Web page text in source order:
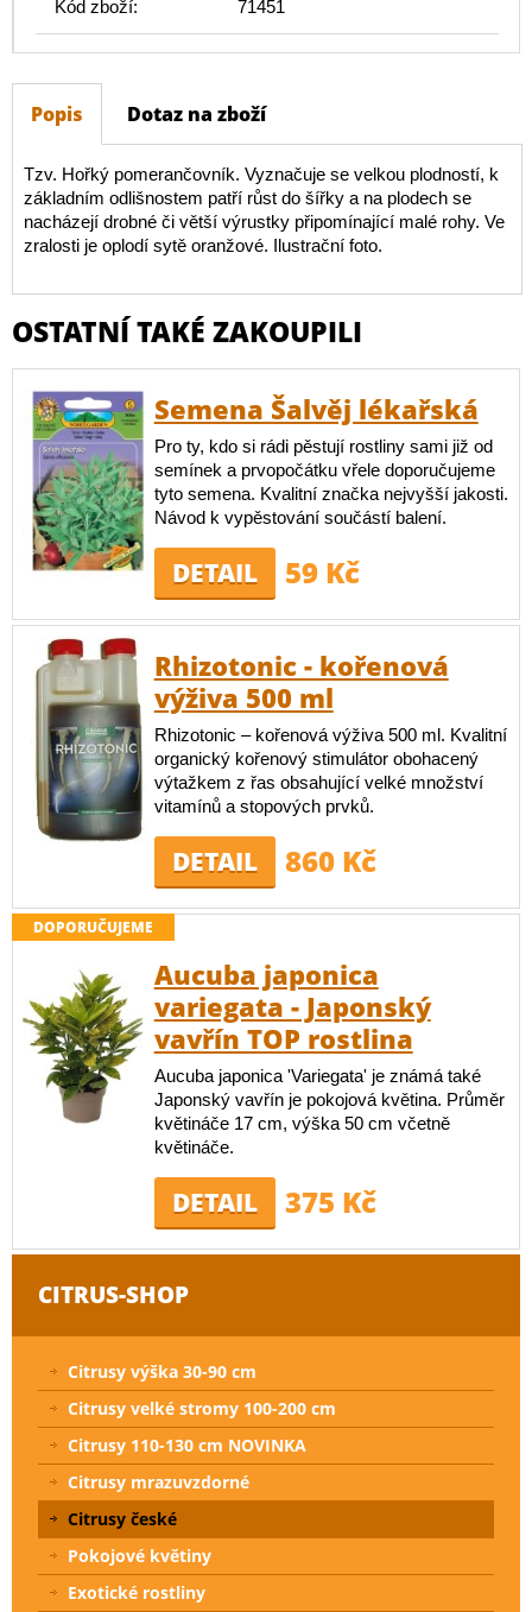
Kód zboží: 71451
Popis Dotaz na zboží
Tzv. Hořký pomerančovník. Vyznačuje se velkou plodností, k
základním odlišnostem patří růst do šířky a na plodech se
nacházejí drobné či větší výrustky připomínající malé rohy. Ve
zralosti je oplodí sytě oranžové. Ilustrační foto.
OSTATNÍ TAKÉ ZAKOUPILI
Semena Šalvěj lékařská
Pro ty, kdo si rádi pěstují rostliny sami již od
semínek a prvopočátku vřele doporučujeme
tyto semena. Kvalitní značka nejvyšší jakosti.
Návod k vypěstování součástí balení.
DETAIL 59 Kč
Rhizotonic - kořenová
výživa 500 ml
Rhizotonic – kořenová výživa 500 ml. Kvalitní
organický kořenový stimulátor obohacený
výtažkem z řas obsahující velké množství
vitamínů a stopových prvků.
DETAIL 860 Kč
DOPORUČUJEME
Aucuba japonica
variegata - Japonský
vavřín TOP rostlina
Aucuba japonica 'Variegata' je známá také
Japonský vavřín je pokojová květina. Průměr
květináče 17 cm, výška 50 cm včetně
květináče.
DETAIL 375 Kč
CITRUS-SHOP
Citrusy výška 30-90 cm
Citrusy velké stromy 100-200 cm
Citrusy 110-130 cm NOVINKA
Citrusy mrazuvzdorné
Citrusy české
Pokojové květiny
Exotické rostliny